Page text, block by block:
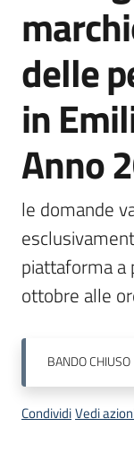
Piani
Programmi
Progetti
Mediateca
Giuseppe
Guglielmi
Seguici
delle
in
Anno
le domande
piattaforma a
ottobre alle
BANDOCHIUSO
CondividiVedi